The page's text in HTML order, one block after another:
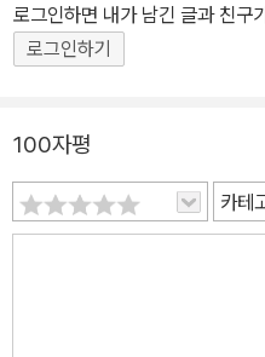
로그인하면 내가 남긴 글과 친구
로그인하기
100자평
카테